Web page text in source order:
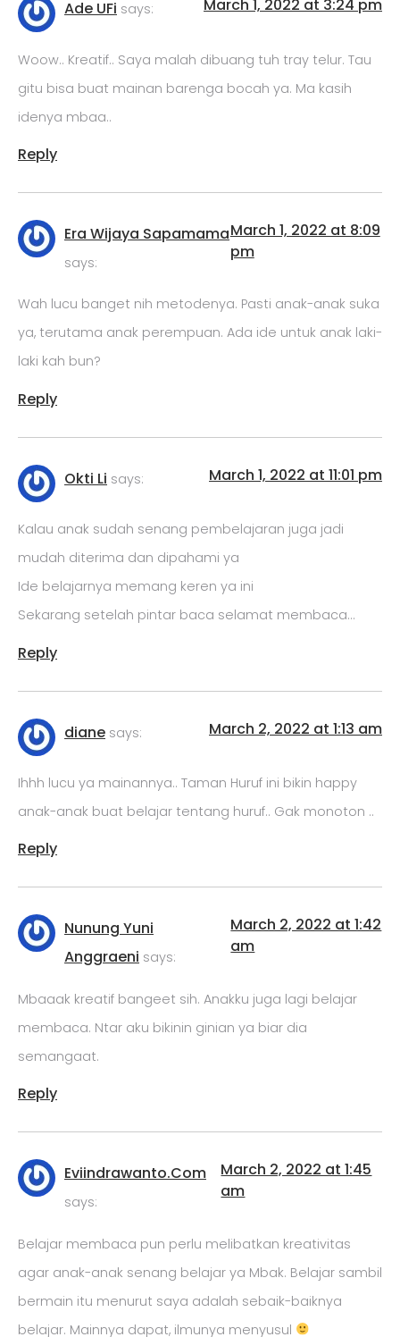
Ade UFi says: March 1, 2022 at 3:24 pm
Woow.. Kreatif.. Saya malah dibuang tuh tray telur. Tau
gitu bisa buat mainan barenga bocah ya. Ma kasih
idenya mbaa..
Reply
Era Wijaya Sapamama
says:
March 1, 2022 at 8:09
pm
Wah lucu banget nih metodenya. Pasti anak-anak suka
ya, terutama anak perempuan. Ada ide untuk anak laki-
laki kah bun?
Reply
Okti Li says: March 1, 2022 at 11:01 pm
Kalau anak sudah senang pembelajaran juga jadi
mudah diterima dan dipahami ya
Ide belajarnya memang keren ya ini
Sekarang setelah pintar baca selamat membaca…
Reply
diane says: March 2, 2022 at 1:13 am
Ihhh lucu ya mainannya.. Taman Huruf ini bikin happy
anak-anak buat belajar tentang huruf.. Gak monoton ..
Reply
Nunung Yuni
Anggraeni says:
March 2, 2022 at 1:42
am
Mbaaak kreatif bangeet sih. Anakku juga lagi belajar
membaca. Ntar aku bikinin ginian ya biar dia
semangaat.
Reply
Eviindrawanto.Com
says:
March 2, 2022 at 1:45
am
Belajar membaca pun perlu melibatkan kreativitas
agar anak-anak senang belajar ya Mbak. Belajar sambil
bermain itu menurut saya adalah sebaik-baiknya
belajar. Mainnya dapat, ilmunya menyusul